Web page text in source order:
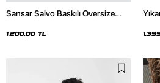
Sansar Salvo Baskılı Oversize
1.200,00 TL